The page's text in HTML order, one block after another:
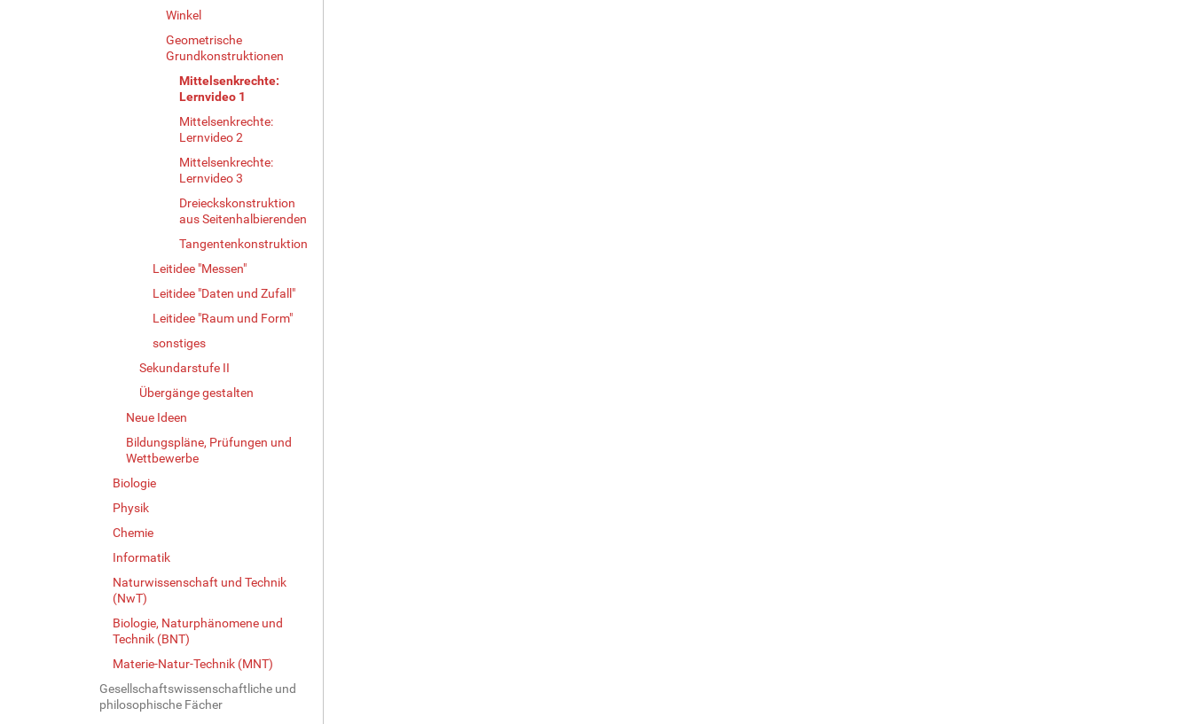
Winkel
Geometrische
Grundkonstruktionen
Mittelsenkrechte:
Lernvideo 1
Mittelsenkrechte:
Lernvideo 2
Mittelsenkrechte:
Lernvideo 3
Dreieckskonstruktion
aus Seitenhalbierenden
Tangentenkonstruktion
Leitidee "Messen"
Leitidee "Daten und Zufall"
Leitidee "Raum und Form"
sonstiges
Sekundarstufe II
Übergänge gestalten
Neue Ideen
Bildungspläne, Prüfungen und
Wettbewerbe
Biologie
Physik
Chemie
Informatik
Naturwissenschaft und Technik
(NwT)
Biologie, Naturphänomene und
Technik (BNT)
Materie-Natur-Technik (MNT)
Gesellschaftswissenschaftliche und
philosophische Fächer